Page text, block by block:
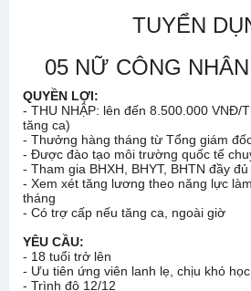
TUYỂN
05 NỮ CÔNG
QUYỀN LỢI:
- THU NHẬP: lên đến 8.500.000 VNĐ/
tăng ca)
- Thưởng hàng tháng từ Tổng giám
- Được đào tạo môi trường quốc tế
- Tham gia BHXH, BHYT, BHTN đầy
- Xem xét tăng lương theo năng lực
tháng
- Có trợ cấp nếu tăng ca, ngoài giờ
YÊU CẦU:
- 18 tuổi trở lên
- Ưu tiên ứng viên lanh lẹ, chịu khó học
- Trình độ 12/12